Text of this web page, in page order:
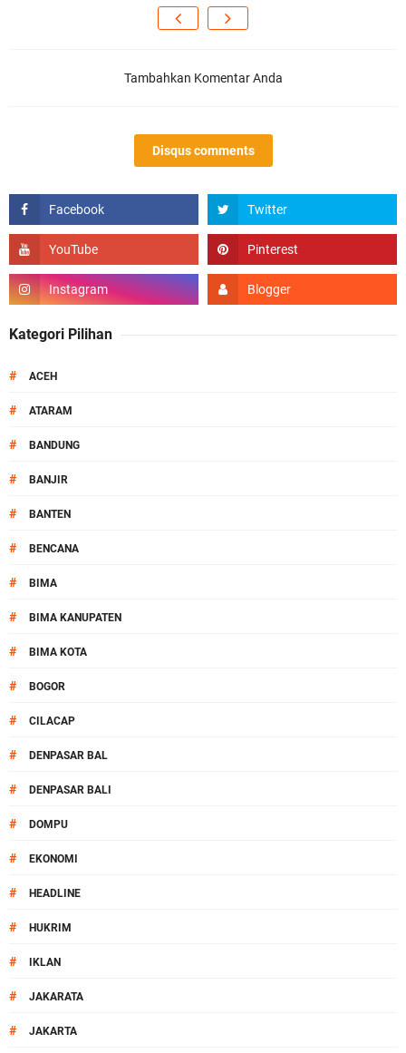
Tambahkan Komentar Anda
Disqus comments
Kategori Pilihan
# ACEH
# ATARAM
# BANDUNG
# BANJIR
# BANTEN
# BENCANA
# BIMA
# BIMA KANUPATEN
# BIMA KOTA
# BOGOR
# CILACAP
# DENPASAR BAL
# DENPASAR BALI
# DOMPU
# EKONOMI
# HEADLINE
# HUKRIM
# IKLAN
# JAKARATA
# JAKARTA